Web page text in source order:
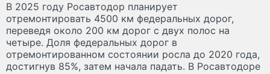
В 2025 году Росавтодор планирует
отремонтировать 4500 км федеральных дорог,
переведя около 200 км дорог с двух полос на
четыре. Доля федеральных дорог в
отремонтированном состоянии росла до 2020 года,
достигнув 85%, затем начала падать. В Росавтодоре